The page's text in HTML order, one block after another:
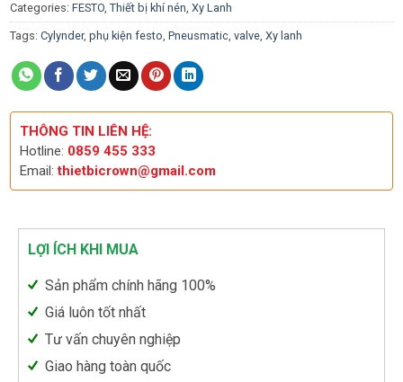
Categories: FESTO, Thiết bị khí nén, Xy Lanh
Tags: Cylynder, phụ kiện festo, Pneusmatic, valve, Xy lanh
THÔNG TIN LIÊN HỆ:
Hotline: 0859 455 333
Email:thietbicrown@gmail.com
LỢI ÍCH KHI MUA
Sản phẩm chính hãng 100%
Giá luôn tốt nhất
Tư vấn chuyên nghiệp
Giao hàng toàn quốc